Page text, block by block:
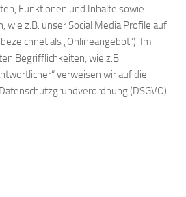
Funktionen und Inhalte sowie
wie z.B. unser Social Media Profile auf
als „Onlineangebot“). Im
Begrifflichkeiten, wie z.B.
verweisen wir auf die
(DSGVO).